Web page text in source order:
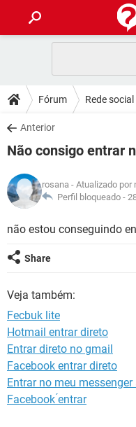
CELULAR
OUTLOOK
INSTAGRAM
GUIA DE COMPRAS
DICAS
JOGOS
INSTAGRAM
GUIA DE COMPRAS
DOWNLOADS
JOGOS
CELULAR
OUTLOOK
INSTAGRAM
JOGOS
CELULAR
OUTLOOK
INSTAGRAM
GLOSSÁRIO
JOGOS
INSTAGRAM
GUIA DE COMPRAS
Fórum Rede social
Anterior
Não consigo entrar
rosana - Atualizado por
Perfil bloqueado -
não estou conseguindo
Share
Veja também:
Fecbuk lite
Hotmail entrar direto
Entrar direto no gmail
Facebook entrar direto
Entrar no meu
Facebook ́entrar